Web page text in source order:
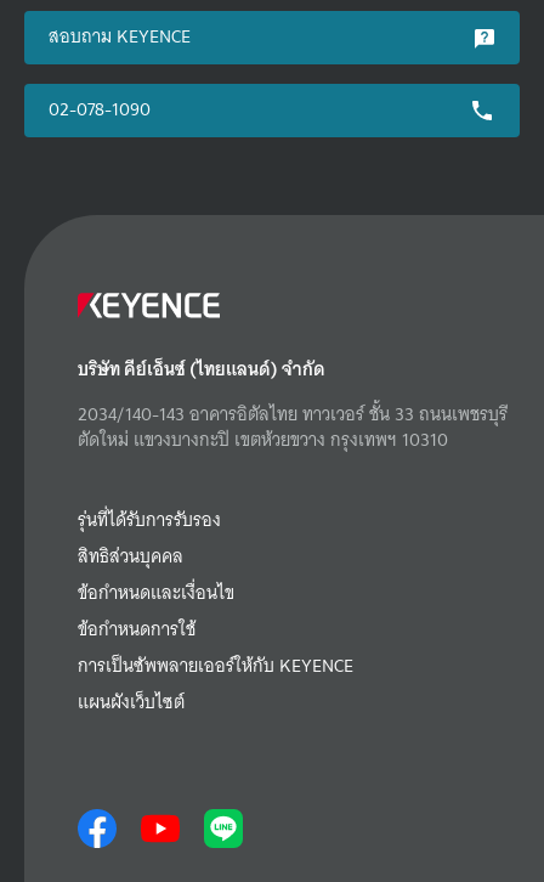
สอบถาม KEYENCE
02-078-1090
บริษัท คีย์เอ็นซ์ (ไทยแลนด์) จำกัด
2034/140-143 อาคารอิตัลไทย ทาวเวอร์ ชั้น 33 ถนนเพชรบุรี
ตัดใหม่ แขวงบางกะปิ เขตห้วยขวาง กรุงเทพฯ 10310
รุ่นที่ได้รับการรับรอง
สิทธิส่วนบุคคล
ข้อกำหนดและเงื่อนไข
ข้อกำหนดการใช้
การเป็นซัพพลายเออร์ให้กับ KEYENCE
แผนผังเว็บไซต์